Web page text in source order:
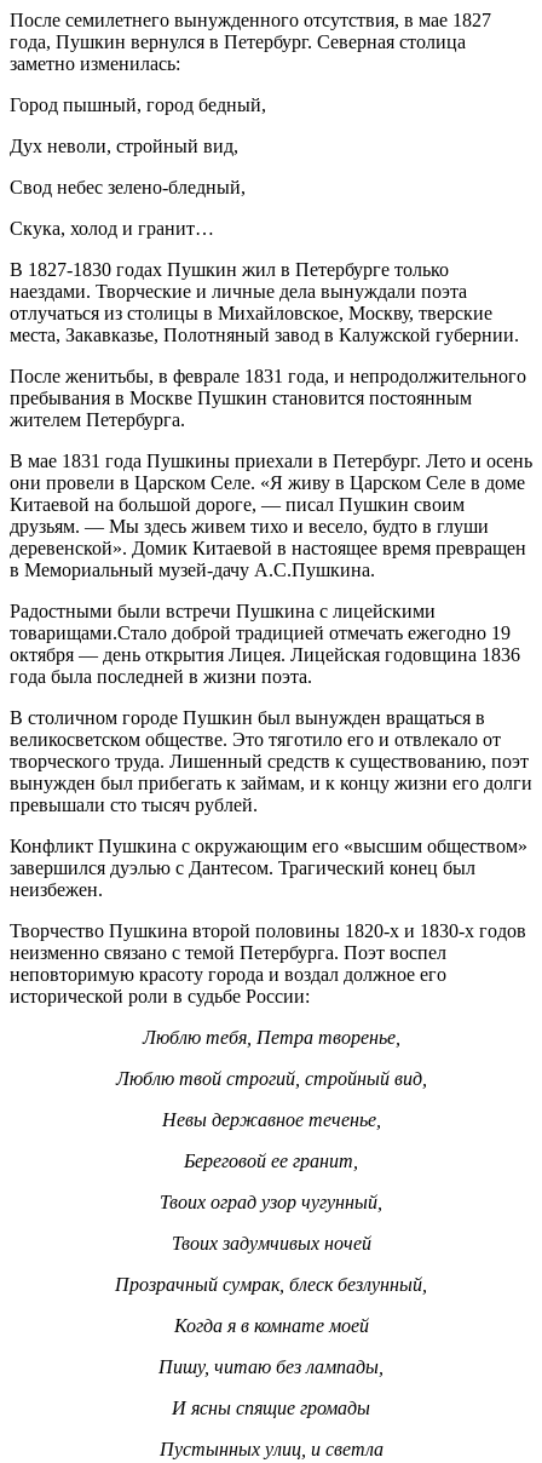
После семилетнего вынужденного отсутствия, в мае 1827
года, Пушкин вернулся в Петербург. Северная столица
заметно изменилась:
Город пышный, город бедный,
Дух неволи, стройный вид,
Свод небес зелено-бледный,
Скука, холод и гранит…
В 1827-1830 годах Пушкин жил в Петербурге только
наездами. Творческие и личные дела вынуждали поэта
отлучаться из столицы в Михайловское, Москву, тверские
места, Закавказье, Полотняный завод в Калужской губернии.
После женитьбы, в феврале 1831 года, и непродолжительного
пребывания в Москве Пушкин становится постоянным
жителем Петербурга.
В мае 1831 года Пушкины приехали в Петербург. Лето и осень
они провели в Царском Селе. «Я живу в Царском Селе в доме
Китаевой на большой дороге, — писал Пушкин своим
друзьям. — Мы здесь живем тихо и весело, будто в глуши
деревенской». Домик Китаевой в настоящее время превращен
в Мемориальный музей-дачу А.С.Пушкина.
Радостными были встречи Пушкина с лицейскими
товарищами.Стало доброй традицией отмечать ежегодно 19
октября — день открытия Лицея. Лицейская годовщина 1836
года была последней в жизни поэта.
В столичном городе Пушкин был вынужден вращаться в
великосветском обществе. Это тяготило его и отвлекало от
творческого труда. Лишенный средств к существованию, поэт
вынужден был прибегать к займам, и к концу жизни его долги
превышали сто тысяч рублей.
Конфликт Пушкина с окружающим его «высшим обществом»
завершился дуэлью с Дантесом. Трагический конец был
неизбежен.
Творчество Пушкина второй половины 1820-х и 1830-х годов
неизменно связано с темой Петербурга. Поэт воспел
неповторимую красоту города и воздал должное его
исторической роли в судьбе России:
Люблю тебя, Петра творенье,
Люблю твой строгий, стройный вид,
Невы державное теченье,
Береговой ее гранит,
Твоих оград узор чугунный,
Твоих задумчивых ночей
Прозрачный сумрак, блеск безлунный,
Когда я в комнате моей
Пишу, читаю без лампады,
И ясны спящие громады
Пустынных улиц, и светла